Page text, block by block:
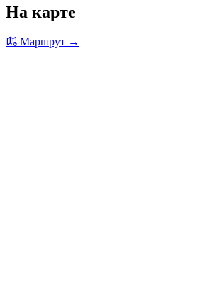
На карте
Маршрут →